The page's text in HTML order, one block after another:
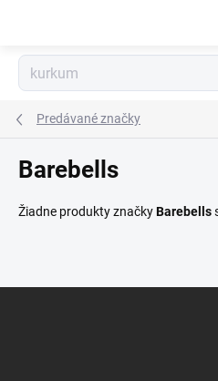
Predávané značky
Barebells
Žiadne produkty značkyBarebells